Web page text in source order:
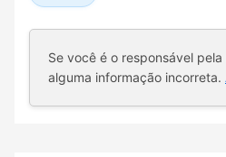
Se você é o responsável
alguma informação incorreta.